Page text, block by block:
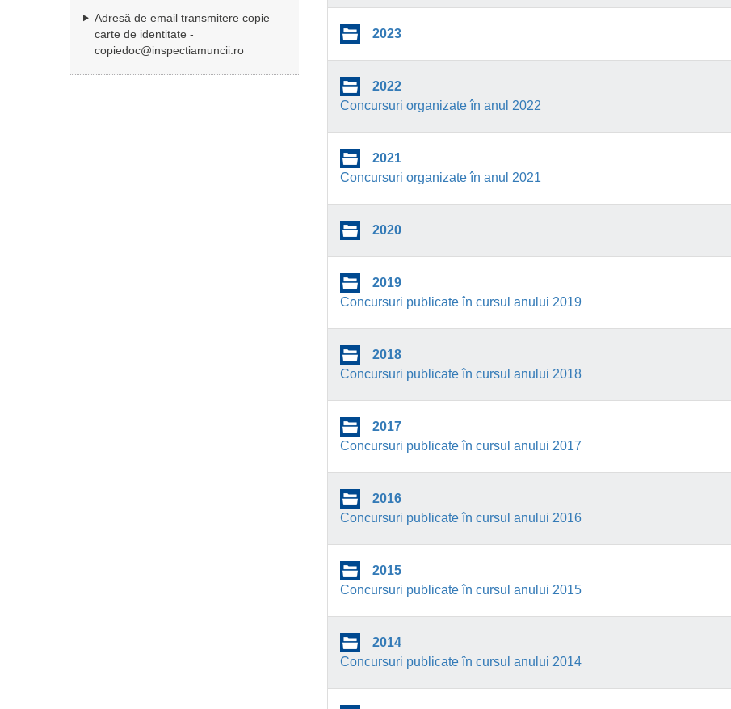
Adresă de email transmitere copie
carte de identitate -
copiedoc@inspectiamuncii.ro
2023
2022
Concursuri organizate în anul 2022
2021
Concursuri organizate în anul 2021
2020
2019
Concursuri publicate în cursul anului 2019
2018
Concursuri publicate în cursul anului 2018
2017
Concursuri publicate în cursul anului 2017
2016
Concursuri publicate în cursul anului 2016
2015
Concursuri publicate în cursul anului 2015
2014
Concursuri publicate în cursul anului 2014